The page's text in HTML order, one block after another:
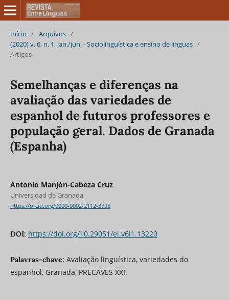
Início / Arquivos /
(2020) v. 6, n. 1, jan./jun. - Sociolinguística e ensino de línguas /
Artigos
Semelhanças e diferenças na
avaliação das variedades de
espanhol de futuros professores e
população geral. Dados de Granada
(Espanha)
Antonio Manjón-Cabeza Cruz
Universidad de Granada
https://orcid.org/0000-0002-2112-3793
DOI: https://doi.org/10.29051/el.v6i1.13220
Palavras-chave: Avaliação linguística, variedades do
espanhol, Granada, PRECAVES XXI.